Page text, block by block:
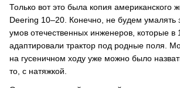
Только вот это была копия американского
Deering 10–20. Конечно, не будем умалять
умов отечественных инженеров, которые в
адаптировали трактор под родные поля.
на гусеничном ходу уже можно было
то, с натяжкой.